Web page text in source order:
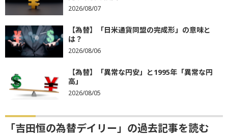
2026/08/07
【為替】「日米通貨同盟の完成形」の意味と
は？
2026/08/06
【為替】「異常な円安」と1995年「異常な円
高」
2026/08/05
「吉田恒の為替デイリー」の過去記事を読む